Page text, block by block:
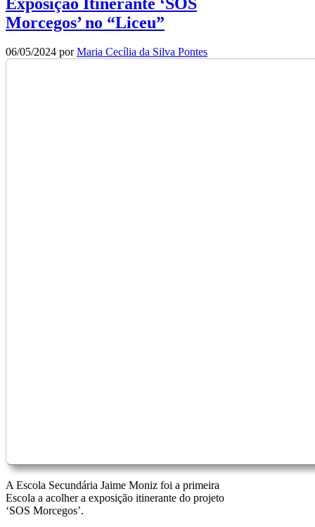
Morcegos’ no “Liceu”
06/05/2024 porMaria Cecília da Silva Pontes
A Escola Secundária Jaime Moniz foi a primeira
Escola a acolher a exposição itinerante do projeto
‘SOS Morcegos’.